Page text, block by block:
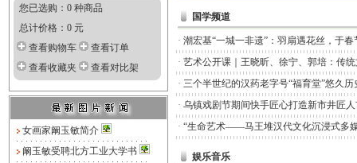
您已选购：0 种商品
总计价格：0 元
查看购物车
查看订单
查看收藏夹
查看对比架
女画家阚玉敏简介
阚玉敏受聘北方工业大学书
国学频道
· 潮宏基“一城一非遗”：羽扇遇花丝，于
· 艺术公开课｜王晓昕、徐宁、郭培：传
· 三个半世纪的汉药老字号“福育堂”悠久历
· 乌镇戏剧节期间快手匠心打造新市井匠
· “生命艺术——马王堆汉代文化沉浸式多
娱乐音乐